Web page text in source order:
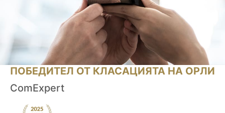
ПОБЕДИТЕЛ ОТ КЛАСАЦИЯТА НА ОРЛИ
ComExpert